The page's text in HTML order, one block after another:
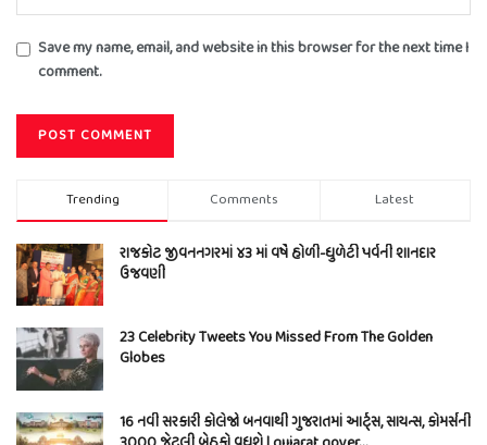
Save my name, email, and website in this browser for the next time I
comment.
Trending Comments Latest
રાજકોટ જીવનનગરમાં ૪૩ માં વર્ષે હોળી-ધુળેટી પર્વની શાનદાર
ઉજવણી
23 Celebrity Tweets You Missed From The Golden
Globes
16 નવી સરકારી કોલેજો બનવાથી ગુજરાતમાં આર્ટ્સ, સાયન્સ, કોમર્સની